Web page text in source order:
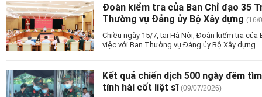
Đoàn kiểm tra của Ban Chỉ đạo 35
Thường vụ Đảng ủy Bộ Xây dựng (16/
Chiều ngày 15/7, tại Hà Nội, Đoàn kiểm tra
việc với Ban Thường vụ Đảng ủy Bộ Xây dựng.
Kết quả chiến dịch 500 ngày đêm
tính hài cốt liệt sĩ (09/07/2026)